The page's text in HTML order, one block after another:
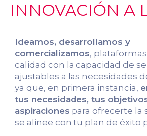
INNOVACIÓN A
Ideamos, desarrollamos y
comercializamos,
calidad con la capacidad de
ajustables a las necesidades
ya que, en primera instancia,
tus necesidades, tus
aspiraciones para ofrecerte la
se alinee con tu plan de éxito